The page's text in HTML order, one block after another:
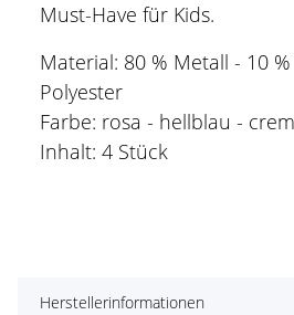
Must-Have für Kids.
Material: 80 % Metall - 10
Polyester
Farbe: rosa - hellblau -
Inhalt: 4 Stück
Herstellerinformationen